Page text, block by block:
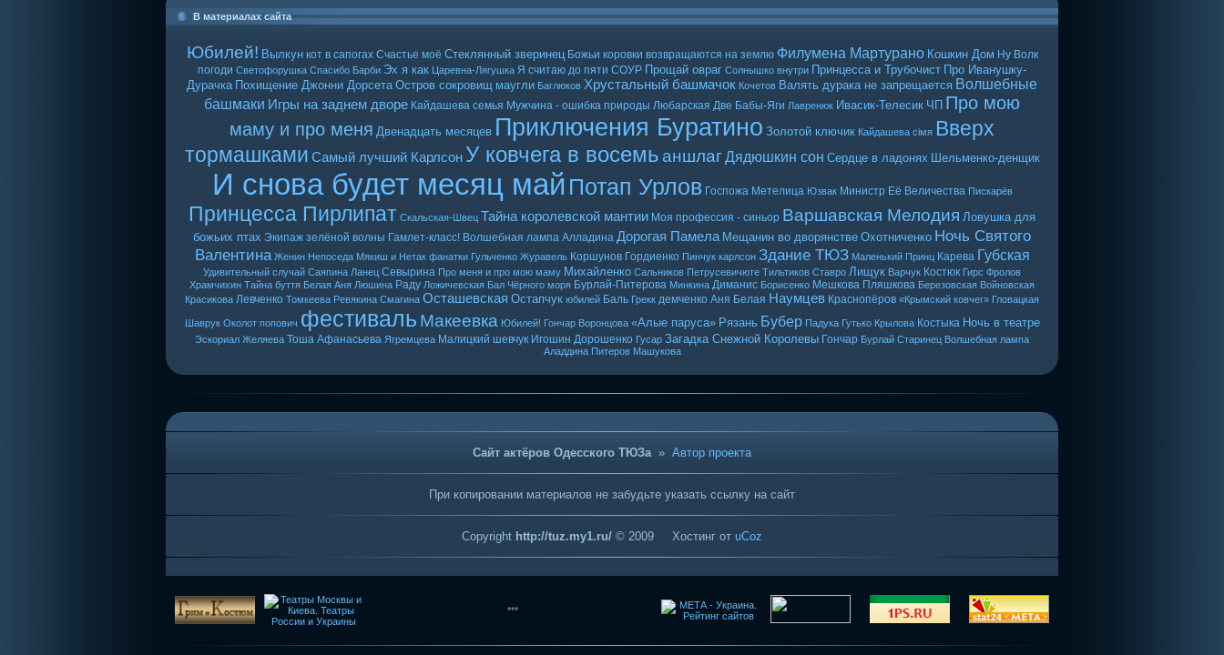
В материалах сайта
Юбилей! Вылкун кот в сапогах Счастье моё Стеклянный зверинец Божьи коровки возвращаются на землю Филумена Мартурано Кошкин Дом Ну Волк
погоди Светофорушка Спасибо Барби Эх я как Царевна-Лягушка Я считаю до пяти СОУР Прощай овраг Солнышко внутри Принцесса и Трубочист Про Иванушку-
Дурачка Похищение Джонни Дорсета Остров сокровищ маугли Баглюков Хрустальный башмачок Кочетов Валять дурака не запрещается Волшебные
башмаки Игры на заднем дворе Кайдашева семья Мужчина - ошибка природы Любарская Две Бабы-Яги Лавренюк Ивасик-Телесик ЧП Про мою
маму и про меня Двенадцать месяцев Приключения Буратино Золотой ключик Кайдашева сiмя Вверх
тормашками Самый лучший Карлсон У ковчега в восемь аншлаг Дядюшкин сон Сердце в ладонях Шельменко-денщик
И снова будет месяц май Потап Урлов Госпожа Метелица Юзвак Министр Её Величества Пискарёв
Принцесса Пирлипат Скальская-Швец Тайна королевской мантии Моя профессия - синьор Варшавская Мелодия Ловушка для
божьих птах Экипаж зелёной волны Гамлет-класс! Волшебная лампа Алладина Дорогая Памела Мещанин во дворянстве Охотниченко Ночь Святого
Валентина Женин Непоседа Мякиш и Нетак фанатки Гульченко Журавель Коршунов Гордиенко Пинчук карлсон Здание ТЮЗ Маленький Принц Карева Губская
Удивительный случай Саяпина Ланец Севырина Про меня и про мою маму Михайленко Сальников Петрусевичюте Тильтиков Ставро Лищук Варчук Костюк Гирс Фролов
Храмчихин Тайна буття Белая Аня Люшина Раду Ложичевская Бал Чёрного моря Бурлай-Питерова Минкина Диманис Борисенко Мешкова Пляшкова Березовская Войновская
Красикова Левченко Томкеева Ревякина Смагина Осташевская Остапчук юбилей Баль Грекк демченко Аня Белая Наумцев Краснопёров «Крымский ковчег» Гловацкая
Шаврук Околот попович фестиваль Макеевка Юбилей! Гончар Воронцова «Алые паруса» Рязань Бубер Падука Гутько Крылова Костыка Ночь в театре
Эскориал Желяева Тоша Афанасьева Ягремцева Малицкий шевчук Игошин Дорошенко Гусар Загадка Снежной Королевы Гончар Бурлай Старинец Волшебная лампа
Аладдина Питеров Машукова
Сайт актёров Одесского ТЮЗа» Автор проекта
При копировании материалов не забудьте указать ссылку на сайт
Copyright http://tuz.my1.ru/ © 2009 Хостинг от uCoz
***